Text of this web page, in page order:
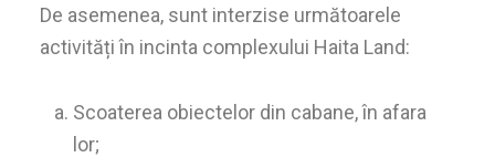
De asemenea, sunt interzise următoarele
activități în incinta complexului Haita Land:
Scoaterea obiectelor din cabane, în afara
lor;